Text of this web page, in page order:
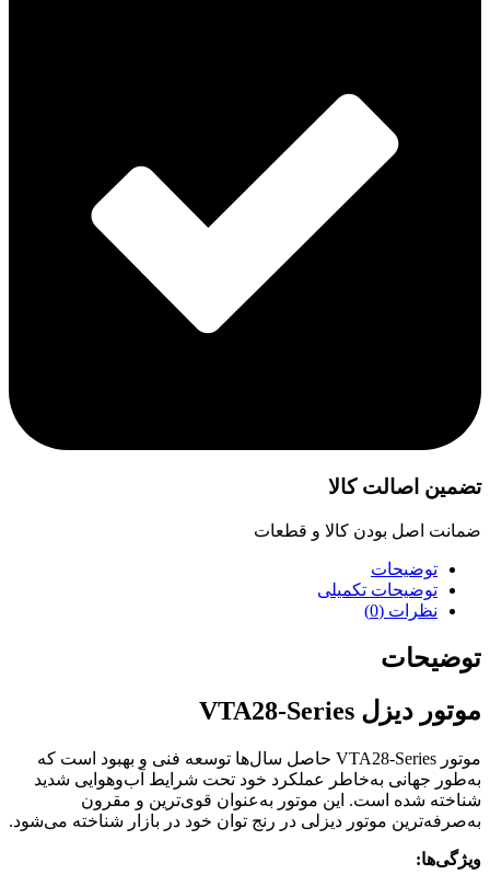
تضمین اصالت کالا
ضمانت اصل بودن کالا و قطعات
توضیحات
توضیحات تکمیلی
نظرات (0)
توضیحات
موتور دیزل VTA28-Series
موتور VTA28-Series حاصل سال‌ها توسعه فنی و بهبود است که
به‌طور جهانی به‌خاطر عملکرد خود تحت شرایط آب‌وهوایی شدید
شناخته شده است. این موتور به‌عنوان قوی‌ترین و مقرون
به‌صرفه‌ترین موتور دیزلی در رنج توان خود در بازار شناخته می‌شود.
ویژگی‌ها: